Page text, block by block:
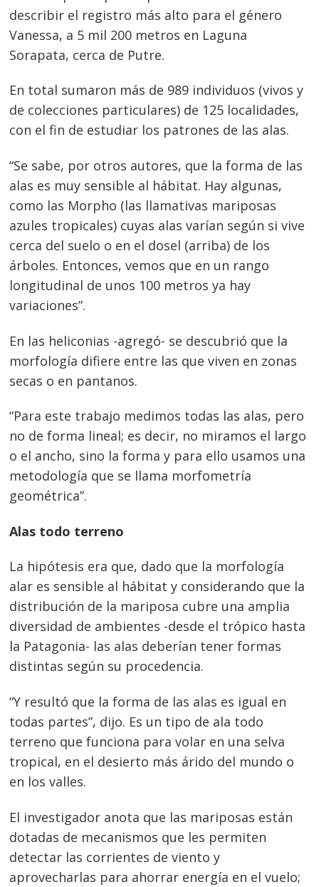
describir el registro más alto para el género
Vanessa, a 5 mil 200 metros en Laguna
Sorapata, cerca de Putre.
En total sumaron más de 989 individuos (vivos y
de colecciones particulares) de 125 localidades,
con el fin de estudiar los patrones de las alas.
“Se sabe, por otros autores, que la forma de las
alas es muy sensible al hábitat. Hay algunas,
como las Morpho (las llamativas mariposas
azules tropicales) cuyas alas varían según si vive
cerca del suelo o en el dosel (arriba) de los
árboles. Entonces, vemos que en un rango
longitudinal de unos 100 metros ya hay
variaciones”.
En las heliconias -agregó- se descubrió que la
morfología difiere entre las que viven en zonas
secas o en pantanos.
“Para este trabajo medimos todas las alas, pero
no de forma lineal; es decir, no miramos el largo
o el ancho, sino la forma y para ello usamos una
metodología que se llama morfometría
geométrica”.
Alas todo terreno
La hipótesis era que, dado que la morfología
alar es sensible al hábitat y considerando que la
distribución de la mariposa cubre una amplia
diversidad de ambientes -desde el trópico hasta
la Patagonia- las alas deberían tener formas
distintas según su procedencia.
“Y resultó que la forma de las alas es igual en
todas partes”, dijo. Es un tipo de ala todo
terreno que funciona para volar en una selva
tropical, en el desierto más árido del mundo o
en los valles.
El investigador anota que las mariposas están
dotadas de mecanismos que les permiten
detectar las corrientes de viento y
aprovecharlas para ahorrar energía en el vuelo;
Navegación
de
entradas